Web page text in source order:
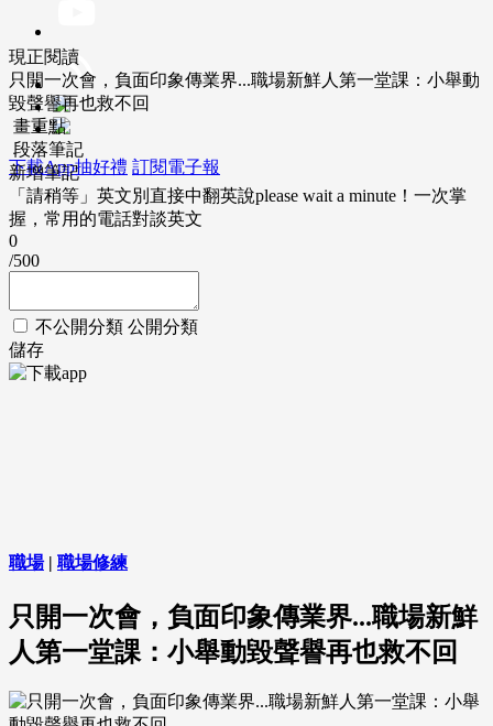
下載App抽好禮 訂閱電子報
現正閱讀
只開一次會，負面印象傳業界...職場新鮮人第一堂課：小舉動
毀聲譽再也救不回
畫重點
段落筆記
新增筆記
「請稍等」英文別直接中翻英說please wait a minute！一次掌
握，常用的電話對談英文
0
/500
不公開分類 公開分類
儲存
職場| 職場修練
只開一次會，負面印象傳業界...職場新鮮
人第一堂課：小舉動毀聲譽再也救不回